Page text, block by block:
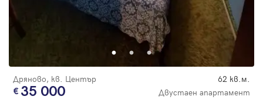
Дряново, кв. Център 62 кв.м.
35 000 Двустаен апартамент